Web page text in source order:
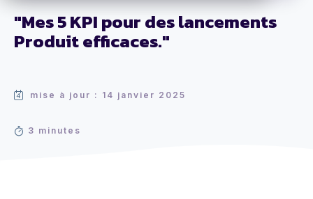
"Mes 5 KPI pour des lancements
Produit efficaces."
mise à jour : 14 janvier 2025
3 minutes